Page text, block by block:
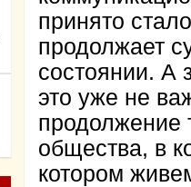
принято
продолжает
состоянии. А
это уже не
продолжение
общества, в
котором